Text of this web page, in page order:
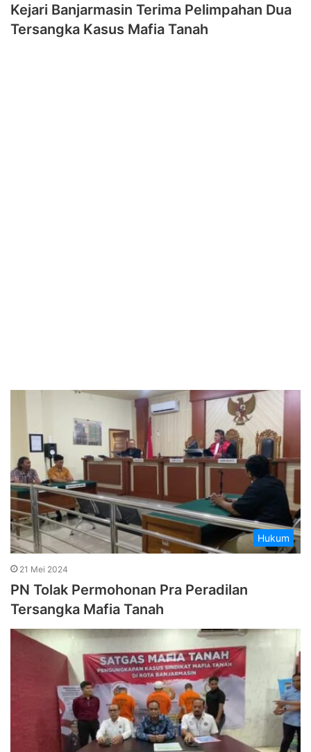
Kejari Banjarmasin Terima Pelimpahan Dua
Tersangka Kasus Mafia Tanah
Hukum
21 Mei 2024
PN Tolak Permohonan Pra Peradilan
Tersangka Mafia Tanah